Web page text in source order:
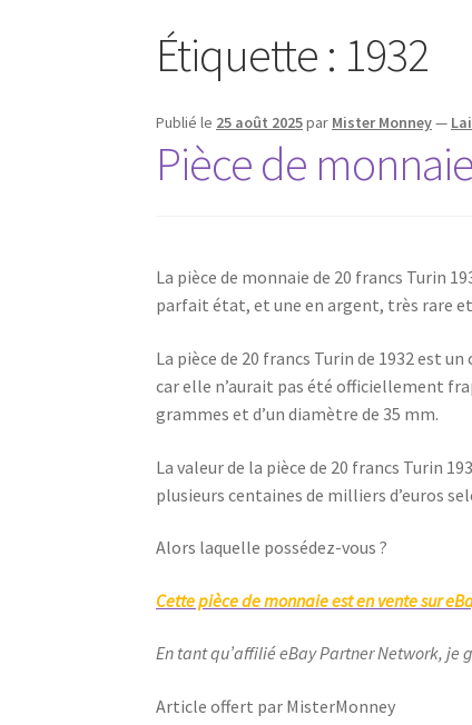
Étiquette : 1932
Publié le 25 août 2025par Mister Monney—
Pièce de
La pièce de monnaie de 20 francs Turin
parfait état, et une en argent, très rare
La pièce de 20 francs Turin de 1932 est
car elle n’aurait pas été officiellement
grammes et d’un diamètre de 35 mm.
La valeur de la pièce de 20 francs Turin
plusieurs centaines de milliers d’euros
Alors laquelle possédez-vous ?
Cette pièce de monnaie est en vente sur
En tant qu’affilié eBay Partner Network, je
Article offert par MisterMonney